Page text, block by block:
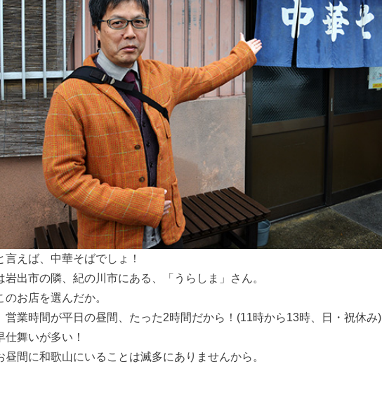
言えば、中華そばでしょ！
岩出市の隣、紀の川市にある、「うらしま」さん。
のお店を選んだか。
営業時間が平日の昼間、たった2時間だから！(11時から13時、日・祝休み)
仕舞いが多い！
昼間に和歌山にいることは滅多にありませんから。